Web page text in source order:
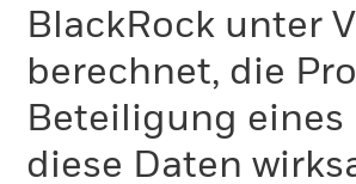
BlackRock unter
berechnet, die
Beteiligung
diese Daten